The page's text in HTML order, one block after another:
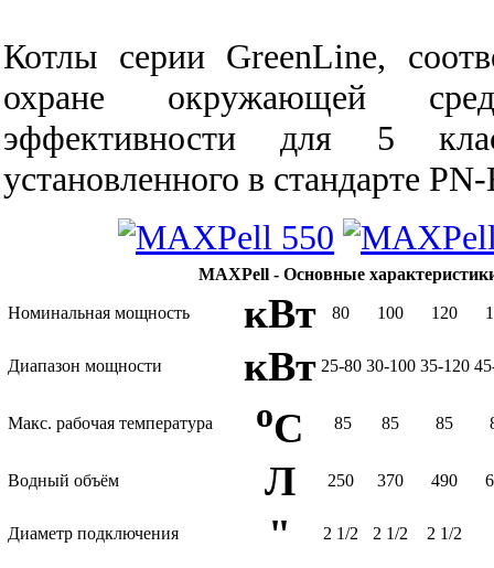
Котлы серии GreenLine,
охране окружающей
эффективности для 5
установленного в стандарте
MAXPell - Основные
Номинальная мощность кВт 80 100 120
Диапазон мощности кВт 25-80 30-100 35-120
Макс. рабочая температура oC 85 85 85
Водный объём Л 250 370 490
Диаметр подключения " 2 1/2 2 1/2 2 1/2